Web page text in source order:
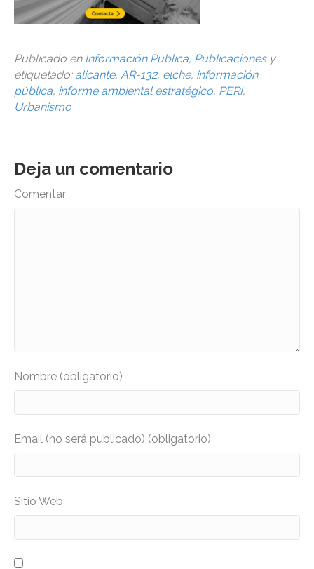
Publicado en Información Pública, Publicacionesy
etiquetado: alicante, AR-132, elche, información
pública, informe ambiental estratégico, PERI,
Urbanismo
Deja un comentario
Comentar
Nombre (obligatorio)
Email (no será publicado) (obligatorio)
Sitio Web